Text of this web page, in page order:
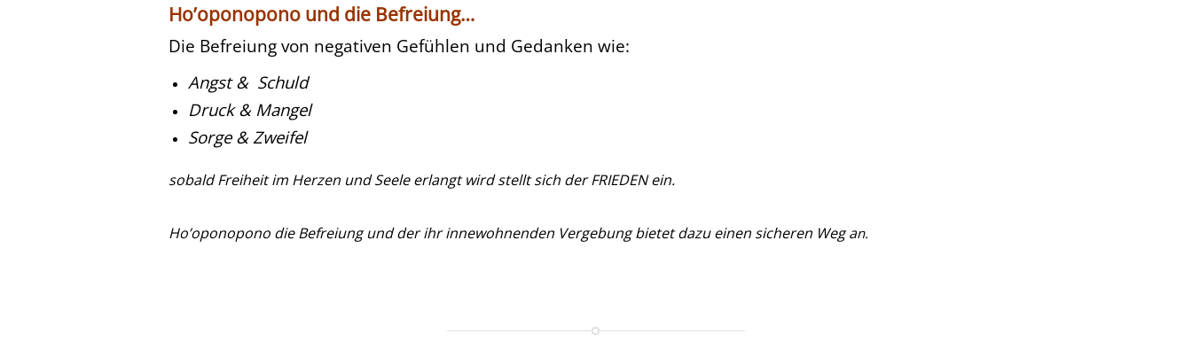
Ho’oponopono und die Befreiung…
Die Befreiung von negativen Gefühlen und Gedanken wie:
Angst & Schuld
Druck & Mangel
Sorge & Zweifel
sobald Freiheit im Herzen und Seele erlangt wird stellt sich der FRIEDEN ein.
Ho’oponopono die Befreiung und der ihr innewohnenden Vergebung bietet dazu einen sicheren Weg an.